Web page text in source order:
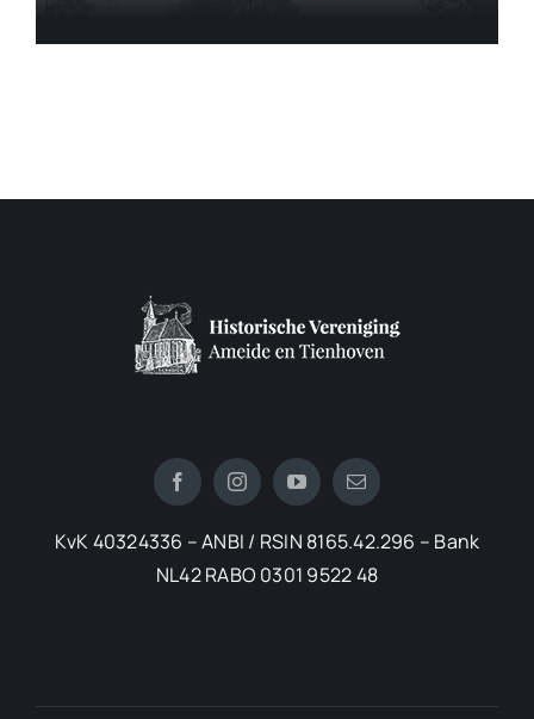
KvK 40324336 – ANBI / RSIN 8165.42.296 – Bank
NL42 RABO 0301 9522 48